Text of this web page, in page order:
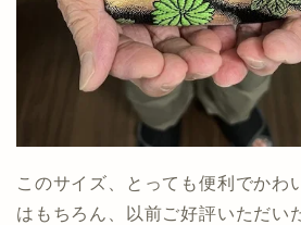
このサイズ、とっても便利でかわ
はもちろん、以前ご好評いただい